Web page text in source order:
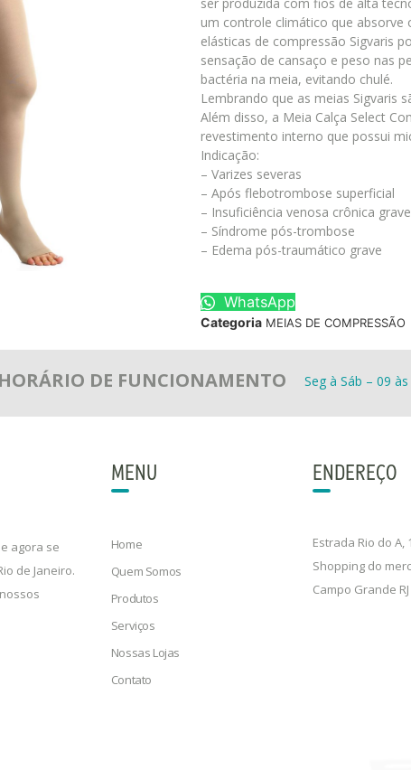
um controle climático que absorve
elásticas de compressão Sigvaris
sensação de cansaço e peso nas
bactéria na meia, evitando chulé.
Lembrando que as meias Sigvaris
Além disso, a Meia Calça Select
revestimento interno que possui
Indicação:
– Varizes severas
– Após flebotrombose superficial
– Insuficiência venosa crônica grave
– Síndrome pós-trombose
– Edema pós-traumático grave
WhatsApp
Categoria MEIAS DE COMPRESSÃO
HORÁRIO DE FUNCIONAMENTO Seg à Sáb – 09
agora se
de Janeiro.
MENU
Home
Quem Somos
Produtos
Serviços
Nossas Lojas
Contato
ENDEREÇO
Estrada Rio do A,
Shopping do
Campo Grande RJ